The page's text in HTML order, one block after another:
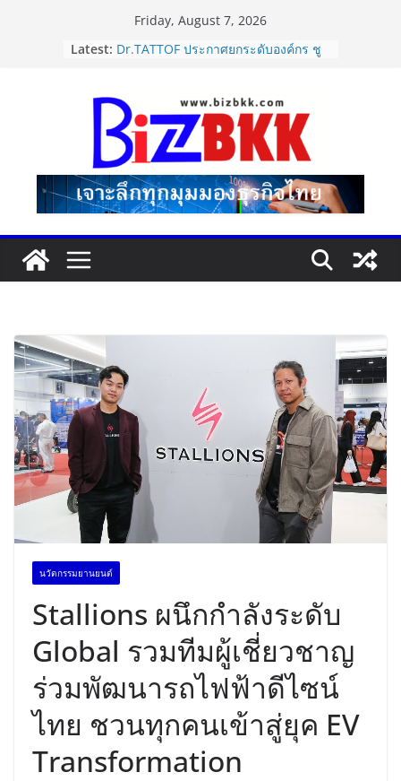
Friday, August 7, 2026
Latest: นายกฯ–รมว.ท่องเที่ยว ชื่นชม “เนเน่
กำลังใจสู่รอบต่อไป
Dr.TATTOF ประกาศยกระดับองค์กร ชู
แนวคิด “LASER” คุณค่าหลักในการขับ
เคลื่อน มาตรฐานใหม่เพื่อผู้รับบริการ
ปฏิรูปภาษีบุหรี่ต้องถึงจุดเปลี่ยน สมาคม
การค้ายาสูบไทย หนุนโครงสร้างอัตรา
เดียว ลดบิดเบือนตลาด เพิ่ม
แฟลช เอ็กซ์เพรส เปิดตัว “Flash Care
Plus”ยกระดับความอุ่นใจในการจัดส่ง
คุ้มครองสูงสุด 50,000 บาท ตอบโจทย์
Xiaomi SU7 Ultra และ VOGUE Tire
2026
นวัตกรรมยานยนต์
Stallions ผนึกกำลังระดับ
Global รวมทีมผู้เชี่ยวชาญ
ร่วมพัฒนารถไฟฟ้าดีไซน์
ไทย ชวนทุกคนเข้าสู่ยุค EV
Transformation